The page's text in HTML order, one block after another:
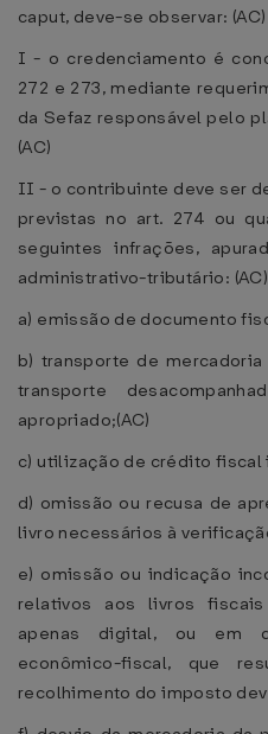
caput, deve-se observar: (AC)
I - o credenciamento é
272 e 273, mediante
da Sefaz responsável pelo
(AC)
II - o contribuinte deve ser
previstas no art. 274 ou
seguintes infrações,
administrativo-tributário: (AC)
a) emissão de documento
b) transporte de
transporte
apropriado;(AC)
c) utilização de crédito fiscal
d) omissão ou recusa de
livro necessários à
e) omissão ou indicação
relativos aos livros
apenas digital, ou em
econômico-fiscal, que
recolhimento do imposto